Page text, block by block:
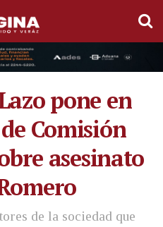
pone en
Comisión
asesinato
de la sociedad que